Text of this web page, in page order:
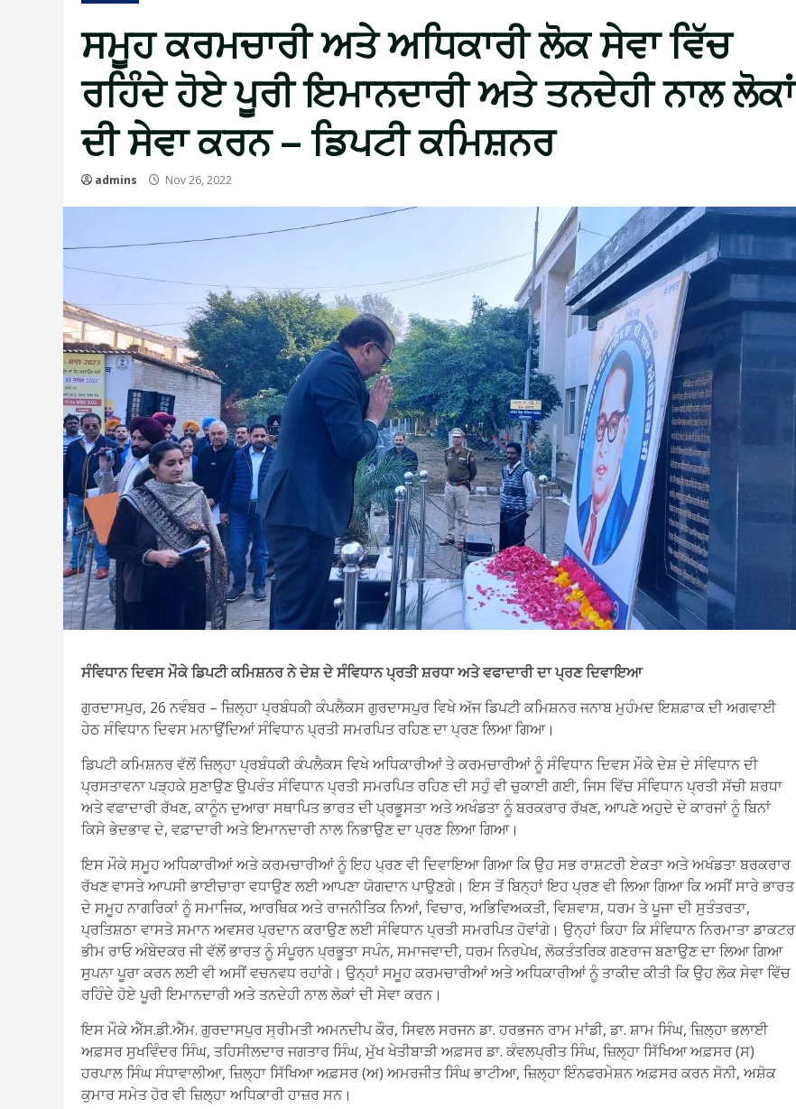
ਸਮੂਹ ਕਰਮਚਾਰੀ ਅਤੇ ਅਧਿਕਾਰੀ ਲੋਕ ਸੇਵਾ ਵਿੱਚ
ਰਹਿੰਦੇ ਹੋਏ ਪੂਰੀ ਇਮਾਨਦਾਰੀ ਅਤੇ ਤਨਦੇਹੀ ਨਾਲ ਲੋਕਾਂ
ਦੀ ਸੇਵਾ ਕਰਨ – ਡਿਪਟੀ ਕਮਿਸ਼ਨਰ
admins Nov 26, 2022
ਸੰਵਿਧਾਨ ਦਿਵਸ ਮੌਕੇ ਡਿਪਟੀ ਕਮਿਸ਼ਨਰ ਨੇ ਦੇਸ਼ ਦੇ ਸੰਵਿਧਾਨ ਪ੍ਰਤੀ ਸ਼ਰਧਾ ਅਤੇ ਵਫਾਦਾਰੀ ਦਾ ਪ੍ਰਣ ਦਿਵਾਇਆ
ਗੁਰਦਾਸਪੁਰ, 26 ਨਵੰਬਰ – ਜ਼ਿਲ੍ਹਾ ਪ੍ਰਬੰਧਕੀ ਕੰਪਲੈਕਸ ਗੁਰਦਾਸਪੁਰ ਵਿਖੇ ਅੱਜ ਡਿਪਟੀ ਕਮਿਸ਼ਨਰ ਜਨਾਬ ਮੁਹੰਮਦ ਇਸ਼ਫ਼ਾਕ ਦੀ ਅਗਵਾਈ
ਹੇਠ ਸੰਵਿਧਾਨ ਦਿਵਸ ਮਨਾਉਂਦਿਆਂ ਸੰਵਿਧਾਨ ਪ੍ਰਤੀ ਸਮਰਪਿਤ ਰਹਿਣ ਦਾ ਪ੍ਰਣ ਲਿਆ ਗਿਆ।
ਡਿਪਟੀ ਕਮਿਸ਼ਨਰ ਵੱਲੋਂ ਜ਼ਿਲ੍ਹਾ ਪ੍ਰਬੰਧਕੀ ਕੰਪਲੈਕਸ ਵਿਖੇ ਅਧਿਕਾਰੀਆਂ ਤੇ ਕਰਮਚਾਰੀਆਂ ਨੂੰ ਸੰਵਿਧਾਨ ਦਿਵਸ ਮੌਕੇ ਦੇਸ਼ ਦੇ ਸੰਵਿਧਾਨ ਦੀ
ਪ੍ਰਸਤਾਵਨਾ ਪੜ੍ਹਕੇ ਸੁਣਾਉਣ ਉਪਰੰਤ ਸੰਵਿਧਾਨ ਪ੍ਰਤੀ ਸਮਰਪਿਤ ਰਹਿਣ ਦੀ ਸਹੁੰ ਵੀ ਚੁਕਾਈ ਗਈ, ਜਿਸ ਵਿੱਚ ਸੰਵਿਧਾਨ ਪ੍ਰਤੀ ਸੱਚੀ ਸ਼ਰਧਾ
ਅਤੇ ਵਫਾਦਾਰੀ ਰੱਖਣ, ਕਾਨੂੰਨ ਦੁਆਰਾ ਸਥਾਪਿਤ ਭਾਰਤ ਦੀ ਪ੍ਰਭੂਸਤਾ ਅਤੇ ਅਖੰਡਤਾ ਨੂੰ ਬਰਕਰਾਰ ਰੱਖਣ, ਆਪਣੇ ਅਹੁਦੇ ਦੇ ਕਾਰਜਾਂ ਨੂੰ ਬਿਨਾਂ
ਕਿਸੇ ਭੇਦਭਾਵ ਦੇ, ਵਫ਼ਾਦਾਰੀ ਅਤੇ ਇਮਾਨਦਾਰੀ ਨਾਲ ਨਿਭਾਉਣ ਦਾ ਪ੍ਰਣ ਲਿਆ ਗਿਆ।
ਇਸ ਮੌਕੇ ਸਮੂਹ ਅਧਿਕਾਰੀਆਂ ਅਤੇ ਕਰਮਚਾਰੀਆਂ ਨੂੰ ਇਹ ਪ੍ਰਣ ਵੀ ਦਿਵਾਇਆ ਗਿਆ ਕਿ ਉਹ ਸਭ ਰਾਸ਼ਟਰੀ ਏਕਤਾ ਅਤੇ ਅਖੰਡਤਾ ਬਰਕਰਾਰ
ਰੱਖਣ ਵਾਸਤੇ ਆਪਸੀ ਭਾਈਚਾਰਾ ਵਧਾਉਣ ਲਈ ਆਪਣਾ ਯੋਗਦਾਨ ਪਾਉਣਗੇ। ਇਸ ਤੋਂ ਬਿਨ੍ਹਾਂ ਇਹ ਪ੍ਰਣ ਵੀ ਲਿਆ ਗਿਆ ਕਿ ਅਸੀਂ ਸਾਰੇ ਭਾਰਤ
ਦੇ ਸਮੂਹ ਨਾਗਰਿਕਾਂ ਨੂੰ ਸਮਾਜਿਕ, ਆਰਥਿਕ ਅਤੇ ਰਾਜਨੀਤਿਕ ਨਿਆਂ, ਵਿਚਾਰ, ਅਭਿਵਿਅਕਤੀ, ਵਿਸ਼ਵਾਸ਼, ਧਰਮ ਤੇ ਪੂਜਾ ਦੀ ਸੁਤੰਤਰਤਾ,
ਪ੍ਰਤਿਸ਼ਠਾ ਵਾਸਤੇ ਸਮਾਨ ਅਵਸਰ ਪ੍ਰਦਾਨ ਕਰਾਉਣ ਲਈ ਸੰਵਿਧਾਨ ਪ੍ਰਤੀ ਸਮਰਪਿਤ ਹੋਵਾਂਗੇ। ਉਨ੍ਹਾਂ ਕਿਹਾ ਕਿ ਸੰਵਿਧਾਨ ਨਿਰਮਾਤਾ ਡਾਕਟਰ
ਭੀਮ ਰਾਓ ਅੰਬੇਦਕਰ ਜੀ ਵੱਲੋਂ ਭਾਰਤ ਨੂੰ ਸੰਪੂਰਨ ਪ੍ਰਭੂਤਾ ਸਪੰਨ, ਸਮਾਜਵਾਦੀ, ਧਰਮ ਨਿਰਪੇਖ, ਲੋਕਤੰਤਰਿਕ ਗਣਰਾਜ ਬਣਾਉਣ ਦਾ ਲਿਆ ਗਿਆ
ਸੁਪਨਾ ਪੂਰਾ ਕਰਨ ਲਈ ਵੀ ਅਸੀਂ ਵਚਨਵਧ ਰਹਾਂਗੇ। ਉਨ੍ਹਾਂ ਸਮੂਹ ਕਰਮਚਾਰੀਆਂ ਅਤੇ ਅਧਿਕਾਰੀਆਂ ਨੂੰ ਤਾਕੀਦ ਕੀਤੀ ਕਿ ਉਹ ਲੋਕ ਸੇਵਾ ਵਿੱਚ
ਰਹਿੰਦੇ ਹੋਏ ਪੂਰੀ ਇਮਾਨਦਾਰੀ ਅਤੇ ਤਨਦੇਹੀ ਨਾਲ ਲੋਕਾਂ ਦੀ ਸੇਵਾ ਕਰਨ।
ਇਸ ਮੌਕੇ ਐੱਸ.ਡੀ.ਐੱਮ. ਗੁਰਦਾਸਪੁਰ ਸ੍ਰੀਮਤੀ ਅਮਨਦੀਪ ਕੌਰ, ਸਿਵਲ ਸਰਜਨ ਡਾ. ਹਰਭਜਨ ਰਾਮ ਮਾਂਡੀ, ਡਾ. ਸ਼ਾਮ ਸਿੰਘ, ਜ਼ਿਲ੍ਹਾ ਭਲਾਈ
ਅਫ਼ਸਰ ਸੁਖਵਿੰਦਰ ਸਿੰਘ, ਤਹਿਸੀਲਦਾਰ ਜਗਤਾਰ ਸਿੰਘ, ਮੁੱਖ ਖੇਤੀਬਾੜੀ ਅਫ਼ਸਰ ਡਾ. ਕੰਵਲਪ੍ਰੀਤ ਸਿੰਘ, ਜ਼ਿਲ੍ਹਾ ਸਿੱਖਿਆ ਅਫ਼ਸਰ (ਸ)
ਹਰਪਾਲ ਸਿੰਘ ਸੰਧਾਵਾਲੀਆ, ਜ਼ਿਲ੍ਹਾ ਸਿੱਖਿਆ ਅਫ਼ਸਰ (ਅ) ਅਮਰਜੀਤ ਸਿੰਘ ਭਾਟੀਆ, ਜ਼ਿਲ੍ਹਾ ਇੰਨਫਰਮੇਸ਼ਨ ਅਫ਼ਸਰ ਕਰਨ ਸੋਨੀ, ਅਸ਼ੋਕ
ਕੁਮਾਰ ਸਮੇਤ ਹੋਰ ਵੀ ਜ਼ਿਲ੍ਹਾ ਅਧਿਕਾਰੀ ਹਾਜ਼ਰ ਸਨ।